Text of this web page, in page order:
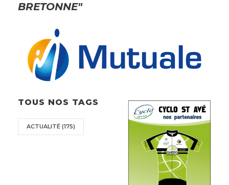
BRETONNE"
TOUS NOS TAGS
ACTUALITÉ (175)